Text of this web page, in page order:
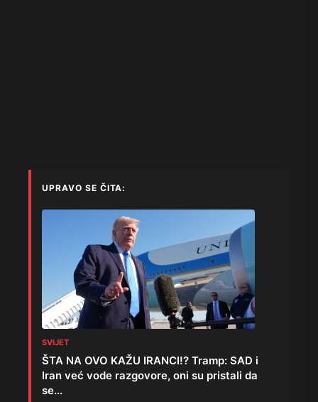
UPRAVO SE ČITA:
SVIJET
ŠTA NA OVO KAŽU IRANCI!? Tramp: SAD i
Iran već vode razgovore, oni su pristali da
se...